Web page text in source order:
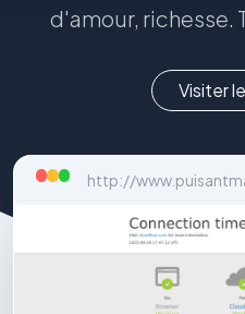
d'amour, richesse.
Visiter
http://